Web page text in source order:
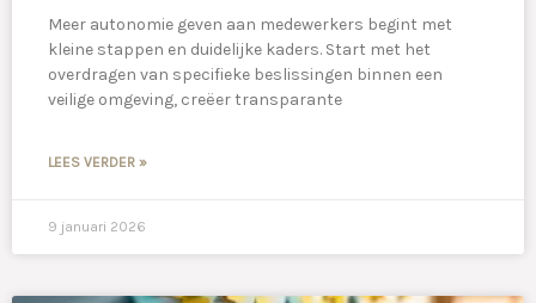
Meer autonomie geven aan medewerkers begint met
kleine stappen en duidelijke kaders. Start met het
overdragen van specifieke beslissingen binnen een
veilige omgeving, creëer transparante
LEES VERDER »
9 januari 2026